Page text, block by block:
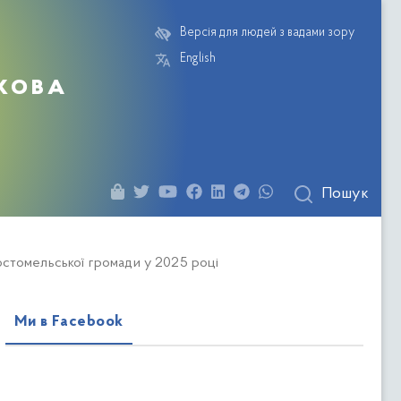
Версія для людей з вадами зору
English
Пошук
громади у 2025 році
Ми в Facebook